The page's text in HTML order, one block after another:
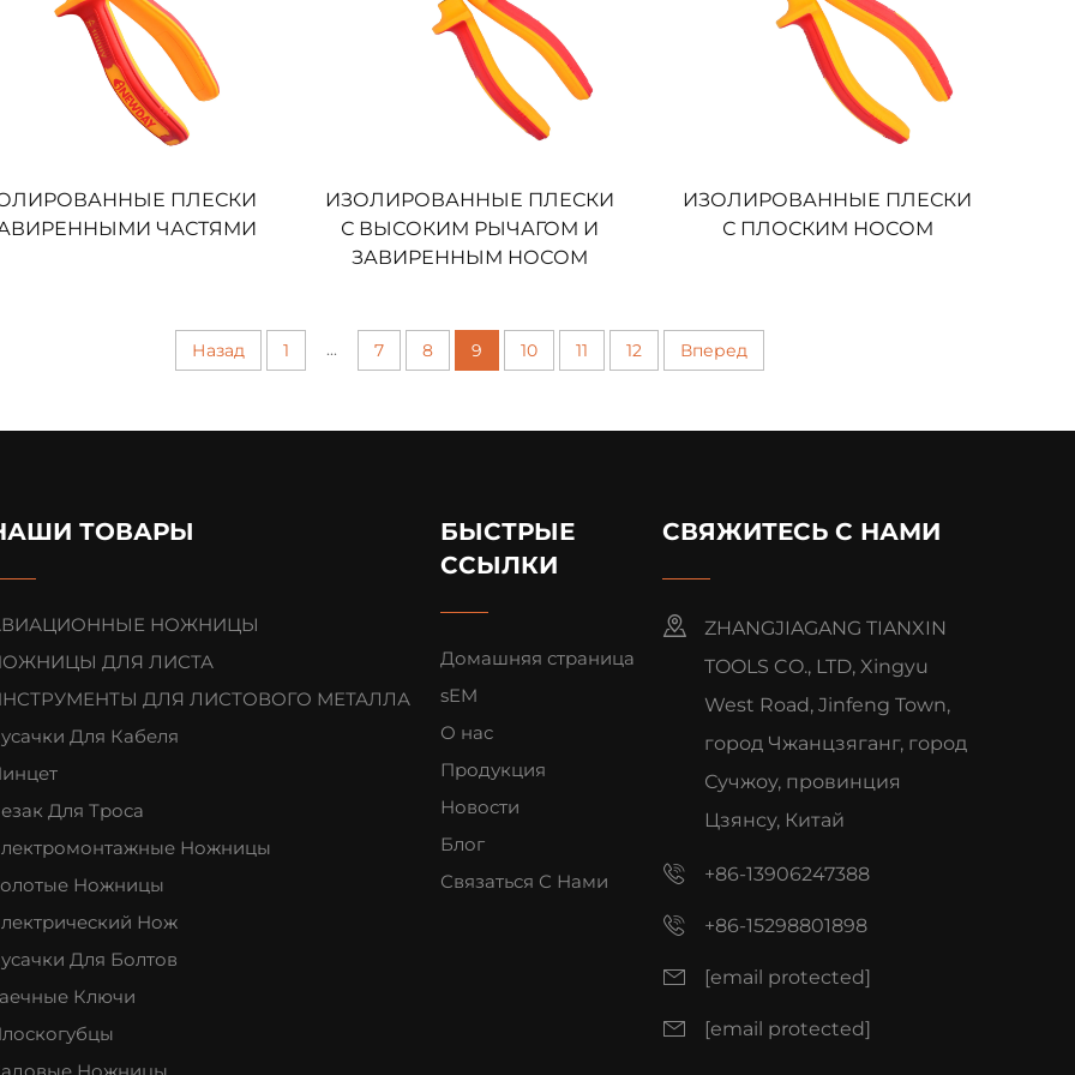
ПЛЕСКИ
ЧАСТЯМИ
ИЗОЛИРОВАННЫЕ ПЛЕСКИ
С ВЫСОКИМ РЫЧАГОМ И
ЗАВИРЕННЫМ НОСОМ
ИЗОЛИРОВАННЫЕ ПЛЕСКИ
С ПЛОСКИМ НОСОМ
Назад 1 ... 7 8 9 10 11 12 Вперед
ТОВАРЫ
НОЖНИЦЫ
ДЛЯ ЛИСТА
ДЛЯ ЛИСТОВОГО МЕТАЛЛА
Для Кабеля
Для Троса
Ножницы
Ножницы
Нож
Для Болтов
Ключи
БЫСТРЫЕ
ССЫЛКИ
Домашняя страница
sEM
О нас
Продукция
Новости
Блог
Связаться С Нами
СВЯЖИТЕСЬ С НАМИ
ZHANGJIAGANG TIANXIN
TOOLS CO., LTD, Xingyu
West Road, Jinfeng Town,
город Чжанцзяганг, город
Сучжоу, провинция
Цзянсу, Китай
+86-13906247388
+86-15298801898
[email protected]
[email protected]